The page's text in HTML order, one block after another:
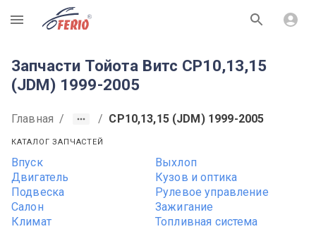
R
Запчасти Тойота Витс CP10,13,15
(JDM) 1999-2005
Главная / / CP10,13,15 (JDM) 1999-2005
КАТАЛОГ ЗАПЧАСТЕЙ
Впуск
Выхлоп
Двигатель
Кузов и оптика
Подвеска
Рулевое управление
Салон
Зажигание
Климат
Топливная система